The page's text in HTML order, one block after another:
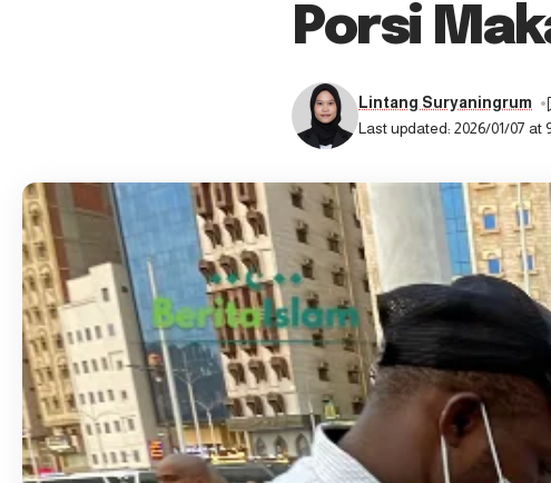
Porsi
Last updated: 2026/01/07 at
Lintang Suryaningrum